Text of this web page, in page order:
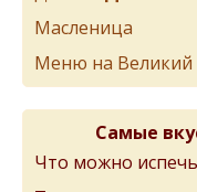
Масленица
Меню на Великий
Самые
Что можно